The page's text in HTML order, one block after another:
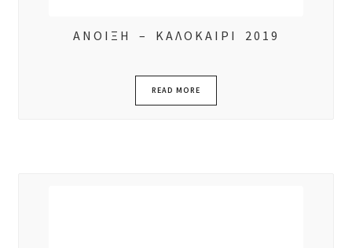
ΑΝΟΙΞΗ – ΚΑΛΟΚΑΙΡΙ 2019
READ MORE